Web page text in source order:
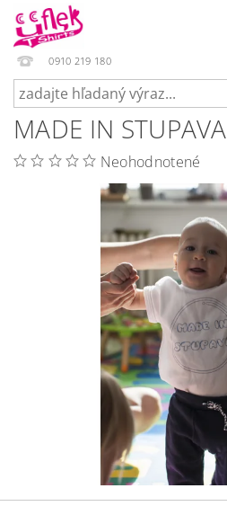
0910 219 180
MADE IN STUPAVA
Neohodnotené